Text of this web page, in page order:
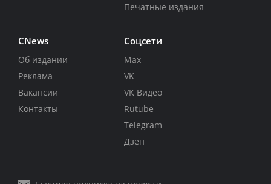
Печатные издания
CNews
Об издании
Реклама
Вакансии
Контакты
Соцсети
Max
VK
VK Видео
Rutube
Telegram
Дзен